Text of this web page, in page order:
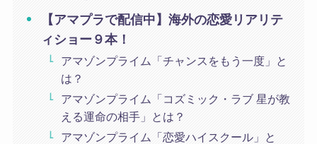
【アマプラで配信中】海外の恋愛リアリテ
ィショー９本！
アマゾンプライム「チャンスをもう一度」と
は？
アマゾンプライム「コズミック・ラブ 星が教
える運命の相手」とは？
アマゾンプライム「恋愛ハイスクール」と